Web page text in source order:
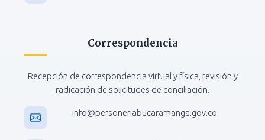
Correspondencia
Recepción de correspondencia virtual y física, revisión y
radicación de solicitudes de conciliación.
info@personeriabucaramanga.gov.co